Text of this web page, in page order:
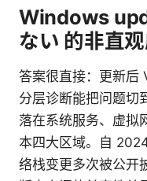
Windows
ない 的非直
答案很直接：更新后
分层诊断能把问题切
落在系统服务、虚拟
本四大区域。自
络栈变更多次被公开